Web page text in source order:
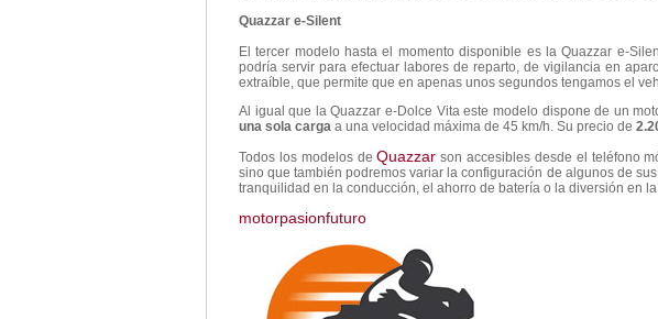
Quazzar e-Silent
El tercer modelo hasta el momento disponible es la Quazzar e-
podría servir para efectuar labores de reparto, de vigilancia en
extraíble, que permite que en apenas unos segundos tengamos el
Al igual que la Quazzar e-Dolce Vita este modelo dispone de un
una sola carga a una velocidad máxima de 45 km/h. Su precio de
Todos los modelos deQuazzar son accesibles desde el teléfono
sino que también podremos variar la configuración de algunos de
tranquilidad en la conducción, el ahorro de batería o la diversión en
motorpasionfuturo